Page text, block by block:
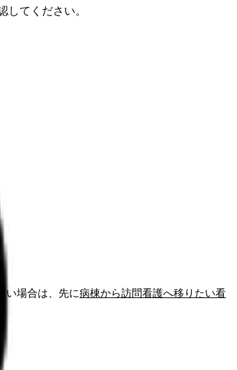
てください。
い場合は、先に病棟から訪問看護へ移りたい看